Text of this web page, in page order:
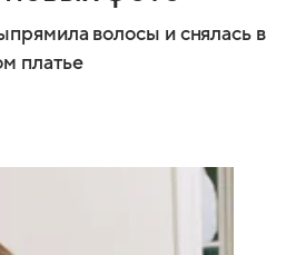
волосы и снялась в
платье